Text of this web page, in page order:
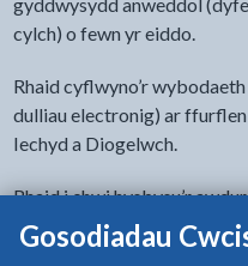
Gosodiadau
cylch) o fewn yr eiddo.
Rhaid cyflwyno’r
dulliau electronig) ar
Iechyd a Diogelwch.
Rhaid i chwi hysbysu’r
ardal os bydd unrhyw newid
hynny yn ysgrifenedig o fewn